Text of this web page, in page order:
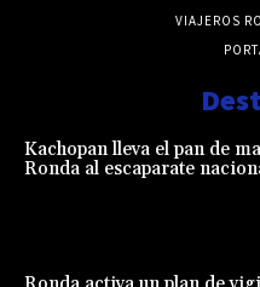
VIAJEROS
Kachopan lleva el pan de
Ronda al escaparate